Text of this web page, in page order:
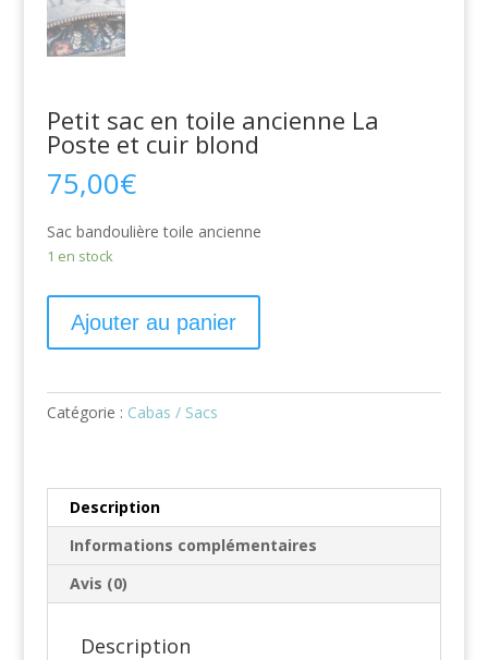
Petit sac en toile ancienne La
Poste et cuir blond
75,00€
Sac bandoulière toile ancienne
1 en stock
Ajouter au panier
Catégorie : Cabas / Sacs
Description
Informations complémentaires
Avis (0)
Description